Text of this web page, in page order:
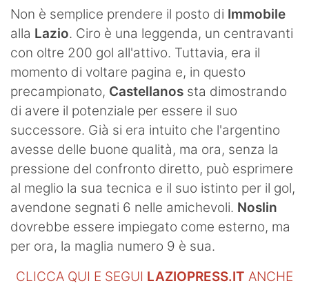
Non è semplice prendere il posto di Immobile
alla Lazio. Ciro è una leggenda, un centravanti
con oltre 200 gol all'attivo. Tuttavia, era il
momento di voltare pagina e, in questo
precampionato, Castellanos sta dimostrando
di avere il potenziale per essere il suo
successore. Già si era intuito che l'argentino
avesse delle buone qualità, ma ora, senza la
pressione del confronto diretto, può esprimere
al meglio la sua tecnica e il suo istinto per il gol,
avendone segnati 6 nelle amichevoli. Noslin
dovrebbe essere impiegato come esterno, ma
per ora, la maglia numero 9 è sua.
CLICCA QUI E SEGUI LAZIOPRESS.IT ANCHE